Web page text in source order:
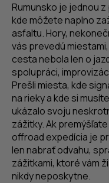
Rumunsko je jednou
kde môžete naplno
asfaltu. Hory,
vás prevedú
cesta nebola len o
spolupráci,
Prešli miesta, kde
na rieky a kde si
ukázalo svoju
zážitky. Ak
offroad expedícia je
len nabrať odvahu,
zážitkami, ktoré vám
nikdy neposkytne.